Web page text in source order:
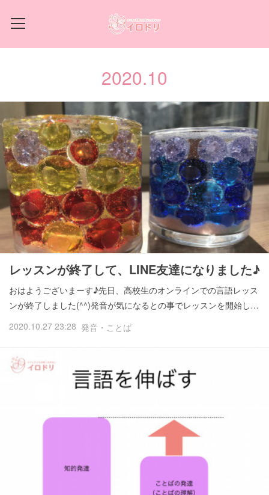
2020.10
レッスンが終了して、LINE友達になりました♪
おはようございまーす♪先日、高校生のオンラインでの言語レッス
ンが終了しました(^^)発音が気になるとの事でレッスンを開始し…
2020.10.27 23:28 発音・ことば